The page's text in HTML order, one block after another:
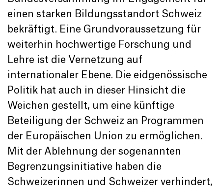
einen starken Bildungsstandort Schweiz
bekräftigt. Eine Grundvoraussetzung für
weiterhin hochwertige Forschung und
Lehre ist die Vernetzung auf
internationaler Ebene. Die eidgenössische
Politik hat auch in dieser Hinsicht die
Weichen gestellt, um eine künftige
Beteiligung der Schweiz an Programmen
der Europäischen Union zu ermöglichen.
Mit der Ablehnung der sogenannten
Begrenzungsinitiative haben die
Schweizerinnen und Schweizer verhindert,